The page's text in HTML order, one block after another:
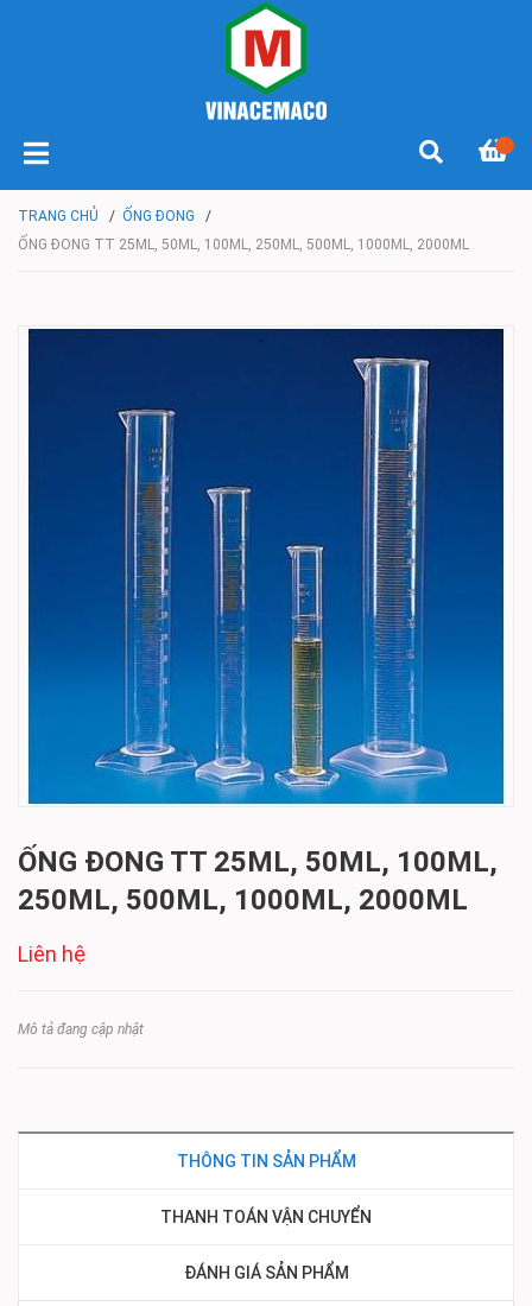
TRANG CHỦ / ỐNG ĐONG
/
ỐNG ĐONG TT 25ML, 50ML, 100ML, 250ML, 500ML, 1000ML, 2000ML
ỐNG ĐONG TT 25ML, 50ML, 100ML,
250ML, 500ML, 1000ML, 2000ML
Liên hệ
Mô tả đang cập nhật
THÔNG TIN SẢN PHẨM
THANH TOÁN VẬN CHUYỂN
ĐÁNH GIÁ SẢN PHẨM